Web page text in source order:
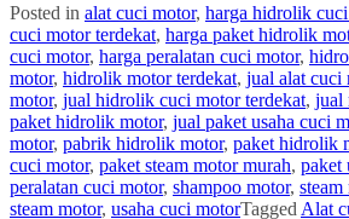
Posted in alat cuci motor, harga hidrolik
cuci motor terdekat, harga paket hidrolik
cuci motor, harga peralatan cuci motor,
motor, hidrolik motor terdekat, jual alat cuci
motor, jual hidrolik cuci motor terdekat, jual
paket hidrolik motor, jual paket usaha cuci
motor, pabrik hidrolik motor, paket hidrolik
cuci motor, paket steam motor murah, paket
peralatan cuci motor, shampoo motor,
steam motor, usaha cuci motorTagged Alat